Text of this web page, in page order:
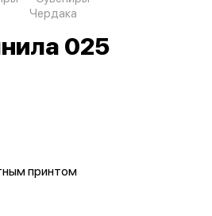
Чердака
025
принтом